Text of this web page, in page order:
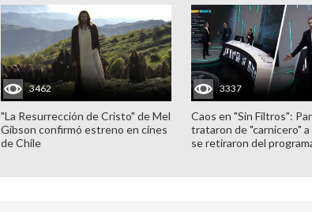
3462
"La Resurrección de Cristo" de Mel
Gibson confirmó estreno en cines
de Chile
3337
Caos en "Sin Filtros":
trataron de "carnicero"
se retiraron del